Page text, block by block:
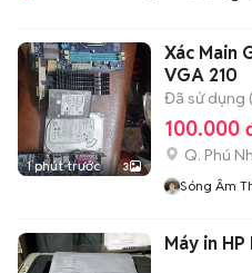
1 phút trước 3
Xác Main
VGA 210
Đã sử dụng
100.000
Q. Phú
Sóng Âm
Máy in